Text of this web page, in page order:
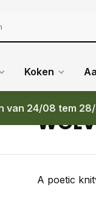
Koken
van 24/08 tem
A poetic